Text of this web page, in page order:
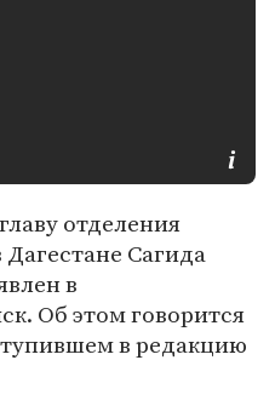
отделения
Сагида
в
Об этом говорится
в редакцию